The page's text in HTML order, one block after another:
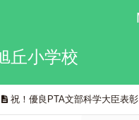
丘小学校
祝！優良PTA文部科学大臣表彰